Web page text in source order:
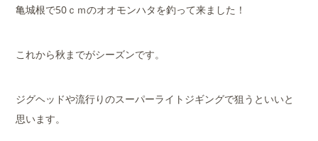
亀城根で50ｃｍのオオモンハタを釣って来ました！
これから秋までがシーズンです。
ジグヘッドや流行りのスーパーライトジギングで狙うといいと
思います。